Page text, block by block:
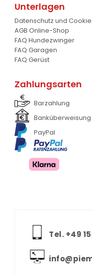
Frontanbau Kat. 1 und
ANDERE
Unterlagen
Datenschutz und
AGB Online-Shop
FAQ Hundezwinger
FAQ Garagen
FAQ Gerüst
Zahlungsarten
Barzahlung
Banküberweisung
PayPal
Tel. +‪49